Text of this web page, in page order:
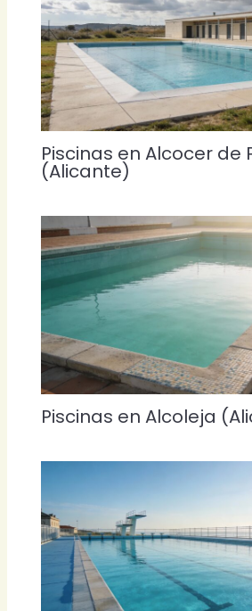
Piscinas en Alcocer de
(Alicante)
Piscinas en Alcoleja